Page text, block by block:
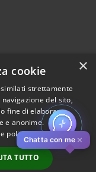
© 2026 • Comune di
• Powered by
•
Accesso
Chatta con me ✕
×
cookie
strettamente
del sito,
fine di elaborare
e anonime.
policy al seguentelink
TUTTO